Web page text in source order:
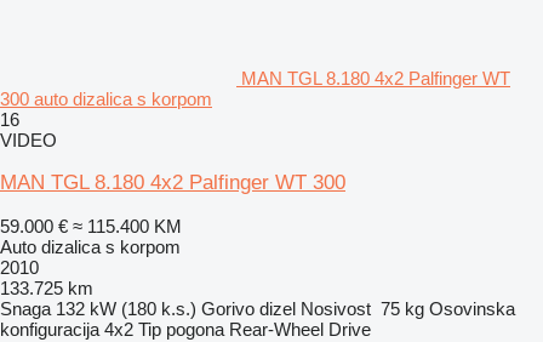
MAN TGL 8.180 4x2 Palfinger WT
300 auto dizalica s korpom
16
VIDEO
MAN TGL 8.180 4x2 Palfinger WT 300
59.000 € ≈ 115.400 KM
Auto dizalica s korpom
2010
133.725 km
Snaga 132 kW (180 k.s.) Gorivo dizel Nosivost 75 kg Osovinska
konfiguracija 4x2 Tip pogona Rear-Wheel Drive